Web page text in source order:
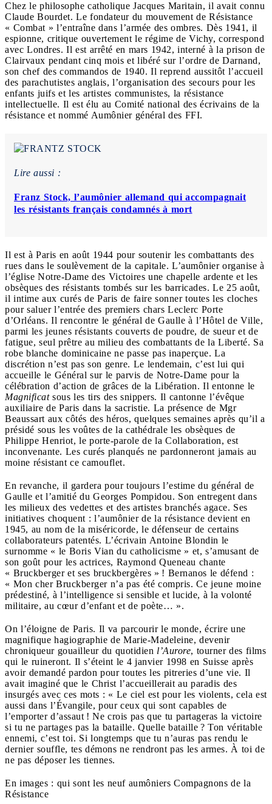
Chez le philosophe catholique Jacques Maritain, il avait connu
Claude Bourdet. Le fondateur du mouvement de Résistance
« Combat » l’entraîne dans l’armée des ombres. Dès 1941, il
espionne, critique ouvertement le régime de Vichy, correspond
avec Londres. Il est arrêté en mars 1942, interné à la prison de
Clairvaux pendant cinq mois et libéré sur l’ordre de Darnand,
son chef des commandos de 1940. Il reprend aussitôt l’accueil
des parachutistes anglais, l’organisation des secours pour les
enfants juifs et les artistes communistes, la résistance
intellectuelle. Il est élu au Comité national des écrivains de la
résistance et nommé Aumônier général des FFI.
Lire aussi :
Franz Stock, l’aumônier allemand qui accompagnait
les résistants français condamnés à mort
Il est à Paris en août 1944 pour soutenir les combattants des
rues dans le soulèvement de la capitale. L’aumônier organise à
l’église Notre-Dame des Victoires une chapelle ardente et les
obsèques des résistants tombés sur les barricades. Le 25 août,
il intime aux curés de Paris de faire sonner toutes les cloches
pour saluer l’entrée des premiers chars Leclerc Porte
d’Orléans. Il rencontre le général de Gaulle à l’Hôtel de Ville,
parmi les jeunes résistants couverts de poudre, de sueur et de
fatigue, seul prêtre au milieu des combattants de la Liberté. Sa
robe blanche dominicaine ne passe pas inaperçue. La
discrétion n’est pas son genre. Le lendemain, c’est lui qui
accueille le Général sur le parvis de Notre-Dame pour la
célébration d’action de grâces de la Libération. Il entonne le
Magnificatsous les tirs des snippers. Il cantonne l’évêque
auxiliaire de Paris dans la sacristie. La présence de Mgr
Beaussart aux côtés des héros, quelques semaines après qu’il a
présidé sous les voûtes de la cathédrale les obsèques de
Philippe Henriot, le porte-parole de la Collaboration, est
inconvenante. Les curés planqués ne pardonneront jamais au
moine résistant ce camouflet.
En revanche, il gardera pour toujours l’estime du général de
Gaulle et l’amitié du Georges Pompidou. Son entregent dans
les milieux des vedettes et des artistes branchés agace. Ses
initiatives choquent : l’aumônier de la résistance devient en
1945, au nom de la miséricorde, le défenseur de certains
collaborateurs patentés. L’écrivain Antoine Blondin le
surnomme « le Boris Vian du catholicisme » et, s’amusant de
son goût pour les actrices, Raymond Queneau chante
« Bruckberger et ses bruckbergères » ! Bernanos le défend :
« Mon cher Bruckberger n’a pas été compris. Ce jeune moine
prédestiné, à l’intelligence si sensible et lucide, à la volonté
militaire, au cœur d’enfant et de poète… ».
On l’éloigne de Paris. Il va parcourir le monde, écrire une
magnifique hagiographie de Marie-Madeleine, devenir
chroniqueur gouailleur du quotidien l’Aurore, tourner des films
qui le ruineront. Il s’éteint le 4 janvier 1998 en Suisse après
avoir demandé pardon pour toutes les pitreries d’une vie. Il
avait imaginé que le Christ l’accueillerait au paradis des
insurgés avec ces mots : « Le ciel est pour les violents, cela est
aussi dans l’Évangile, pour ceux qui sont capables de
l’emporter d’assaut ! Ne crois pas que tu partageras la victoire
si tu ne partages pas la bataille. Quelle bataille ? Ton véritable
ennemi, c’est toi. Si longtemps que tu n’auras pas rendu le
dernier souffle, tes démons ne rendront pas les armes. À toi de
ne pas déposer les tiennes.
En images : qui sont les neuf aumôniers Compagnons de la
Résistance